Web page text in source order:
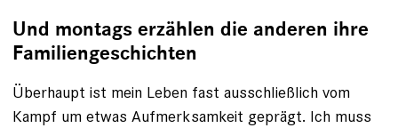
Und montags erzählen die anderen ihre
Familiengeschichten
Überhaupt ist mein Leben fast ausschließlich vom
Kampf um etwas Aufmerksamkeit geprägt. Ich muss